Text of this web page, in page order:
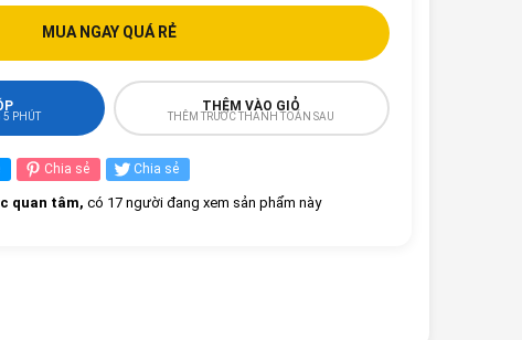
MUA NGAY QUÁ RẺ
5 PHÚT
THÊM VÀO GIỎ
THÊM TRƯỚC THANH TOÁN SAU
Chia sẻ Chia sẻ
quan tâm, có 17 người đang xem sản phẩm này